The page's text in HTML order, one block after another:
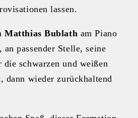
lassen.
Matthias Bublath am Piano
passender Stelle, seine
schwarzen und weißen
dann wieder zurückhaltend